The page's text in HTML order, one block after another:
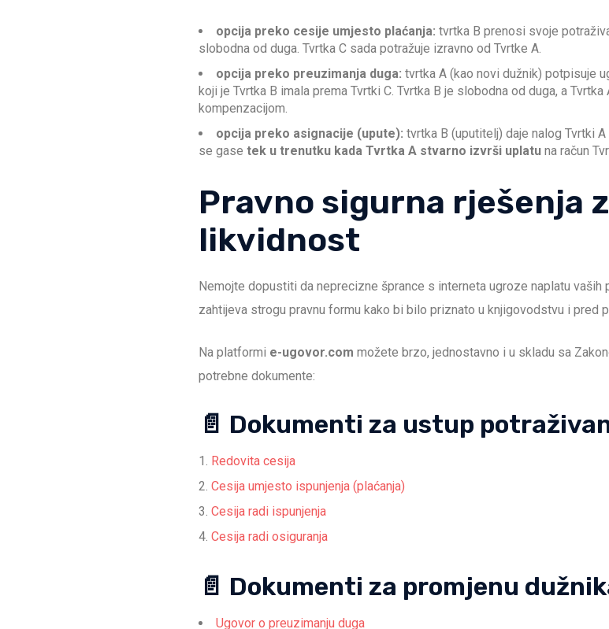
opcija preko cesije umjesto plaćanja: tvrtka B prenosi svoje
slobodna od duga. Tvrtka C sada potražuje izravno od Tvrtke A.
opcija preko preuzimanja duga: tvrtka A (kao novi dužnik) potpisuje
koji je Tvrtka B imala prema Tvrtki C. Tvrtka B je slobodna od duga, a
kompenzacijom.
opcija preko asignacije (upute): tvrtka B (uputitelj) daje nalog Tvrtki
se gase tek u trenutku kada Tvrtka A stvarno izvrši uplatu na račun
Pravno sigurna rješenja
likvidnost
Nemojte dopustiti da neprecizne šprance s interneta ugroze naplatu vaših
zahtijeva strogu pravnu formu kako bi bilo priznato u knjigovodstvu i pred
Na platformi e-ugovor.com možete brzo, jednostavno i u skladu sa
potrebne dokumente:
📄 Dokumenti za ustup
Redovita cesija
Cesija umjesto ispunjenja (plaćanja)
Cesija radi ispunjenja
Cesija radi osiguranja
📄 Dokumenti za promjenu
Ugovor o preuzimanju duga